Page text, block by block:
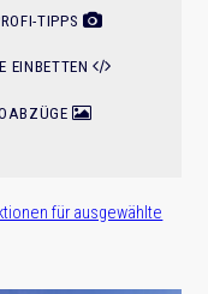
TIPPS
EINBETTEN
für ausge­wählte